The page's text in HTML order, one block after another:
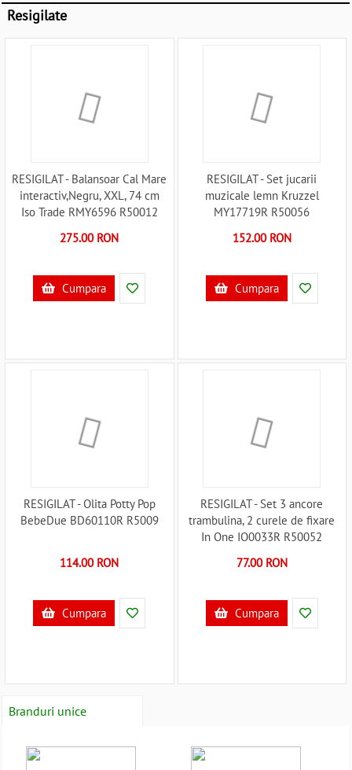
Resigilate
RESIGILAT - Balansoar Cal Mare
interactiv,Negru, XXL, 74 cm
Iso Trade RMY6596 R50012
275.00 RON
Cumpara
RESIGILAT - Set jucarii
muzicale lemn Kruzzel
MY17719R R50056
152.00 RON
Cumpara
RESIGILAT - Olita Potty Pop
BebeDue BD60110R R5009
114.00 RON
Cumpara
RESIGILAT - Set 3 ancore
trambulina, 2 curele de fixare
In One IO0033R R50052
77.00 RON
Cumpara
Branduri unice